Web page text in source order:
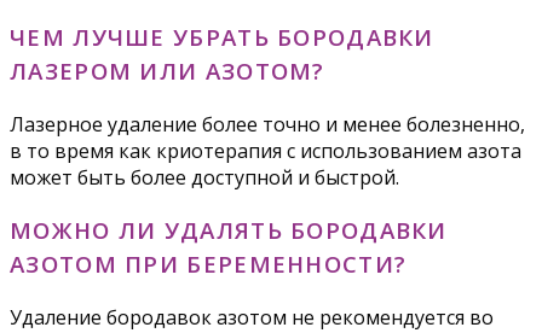
ЧЕМ ЛУЧШЕ УБРАТЬ БОРОДАВКИ
ЛАЗЕРОМ ИЛИ АЗОТОМ?
Лазерное удаление более точно и менее болезненно,
в то время как криотерапия с использованием азота
может быть более доступной и быстрой.
МОЖНО ЛИ УДАЛЯТЬ БОРОДАВКИ
АЗОТОМ ПРИ БЕРЕМЕННОСТИ?
Удаление бородавок азотом не рекомендуется во